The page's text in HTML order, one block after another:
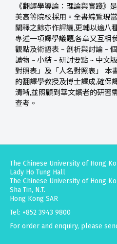
《翻譯學導論：理論與實踐》
美高等院校採用。全書綜覽現
闡釋之餘亦作評議,更輔以逾八
專述一項譯學議題,各章又互相
觀點及術語表 ~ 剖析與討論 ~
讀物 ~ 小結 ~ 研討要點 ~ 中文
對照表」及「人名對照表」 本
的翻譯學教授及博士譯成,確保
清晰,並照顧到華文讀者的研習
查考。
The Chinese University of Hong
Lady Ho Tung Hall
The Chinese University of Hong
Sha Tin, N.T.
Hong Kong SAR
Tel: +852 3943 9800
For order and enquiry, please